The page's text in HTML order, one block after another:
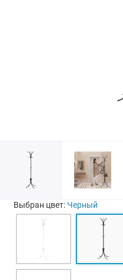
Выбран цвет: Черный